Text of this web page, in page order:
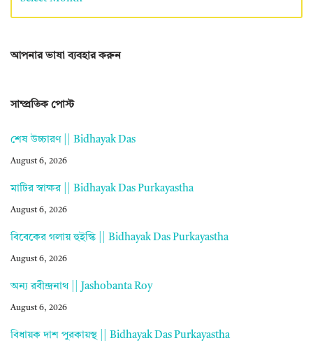
আপনার ভাষা ব্যবহার করুন
সাম্প্রতিক পোস্ট
শেষ উচ্চারণ || Bidhayak Das
August 6, 2026
মাটির স্বাক্ষর || Bidhayak Das Purkayastha
August 6, 2026
বিবেকের গলায় হুইস্কি || Bidhayak Das Purkayastha
August 6, 2026
অন্য রবীন্দ্রনাথ || Jashobanta Roy
August 6, 2026
বিধায়ক দাশ পুরকায়স্থ || Bidhayak Das Purkayastha